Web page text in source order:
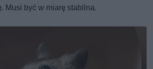
Musi być w miarę stabilna.